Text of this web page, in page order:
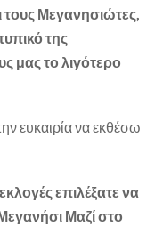
τους Μεγανησιώτες,
της
μας το λιγότερο
ευκαιρία να εκθέσω
επιλέξατε να
Μαζί στο